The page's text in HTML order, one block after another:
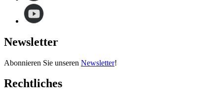
Newsletter
Abonnieren Sie unseren Newsletter!
Rechtliches